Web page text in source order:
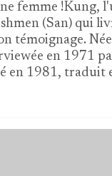
femme !Kung,
(San) qui
témoignage.
en 1971
en 1981, traduit